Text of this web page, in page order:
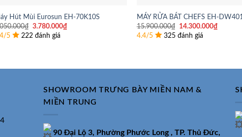
Hút Mùi Eurosun EH-70K10S
₫ Giá
gốc
là:
3.780.000₫
5 222 đánh giá
MÁY RỬA BÁT CHEFS EH-
15.900.000₫
Giá
gốc
là:
14.300.000₫
4.4/5 325 đánh giá
SHOWROOM TRƯNG BÀY MIỀN NAM &
MIỀN TRUNG
90 Đại Lộ 3, Phường Phước Long , TP. Thủ Đức,